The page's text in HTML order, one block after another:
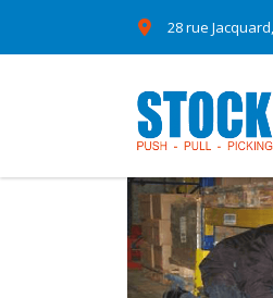
28 rue Jacquard,